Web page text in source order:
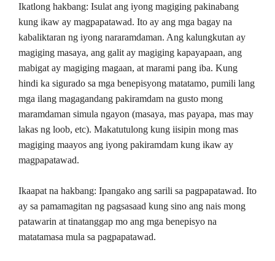
Ikatlong hakbang: Isulat ang iyong magiging pakinabang
kung ikaw ay magpapatawad. Ito ay ang mga bagay na
kabaliktaran ng iyong nararamdaman. Ang kalungkutan ay
magiging masaya, ang galit ay magiging kapayapaan, ang
mabigat ay magiging magaan, at marami pang iba. Kung
hindi ka sigurado sa mga benepisyong matatamo, pumili lang
mga ilang magagandang pakiramdam na gusto mong
maramdaman simula ngayon (masaya, mas payapa, mas may
lakas ng loob, etc). Makatutulong kung iisipin mong mas
magiging maayos ang iyong pakiramdam kung ikaw ay
magpapatawad.
Ikaapat na hakbang: Ipangako ang sarili sa pagpapatawad. Ito
ay sa pamamagitan ng pagsasaad kung sino ang nais mong
patawarin at tinatanggap mo ang mga benepisyo na
matatamasa mula sa pagpapatawad.